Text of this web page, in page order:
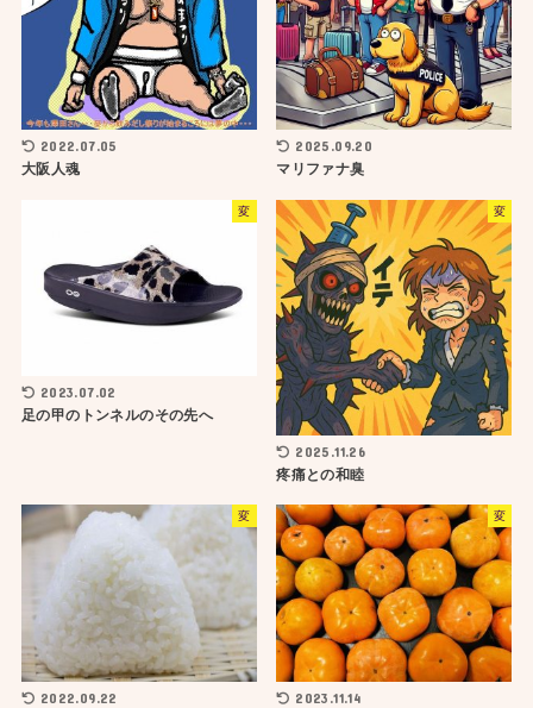
2022.07.05
大阪人魂
2025.09.20
マリファナ臭
変
2023.07.02
足の甲のトンネルのその先へ
変
2025.11.26
疼痛との和睦
変
2022.09.22
変
2023.11.14